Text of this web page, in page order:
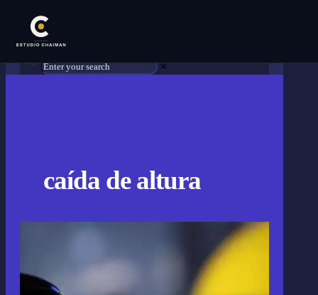
✕
caída de altura